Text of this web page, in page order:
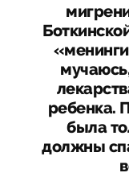
ребенка.
была
должны